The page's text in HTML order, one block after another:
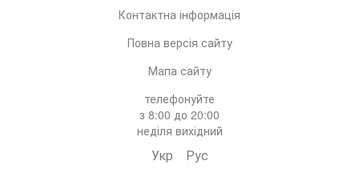
Контактна інформація
Повна версія сайту
Мапа сайту
телефонуйте
з 8:00 до 20:00
неділя вихідний
Укр Рус